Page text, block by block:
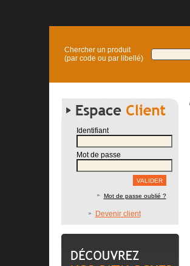
Chercher un produit
(par code ou par libellé)
Identifiant
Mot de passe
Mot de passe oublié ?
Devenir client